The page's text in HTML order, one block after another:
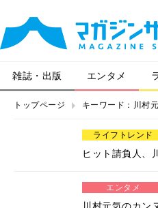
雑誌・出版 エンタメ
トップページ キーワード：川村
ライフトレンド
ヒット請負人、
エンタメ